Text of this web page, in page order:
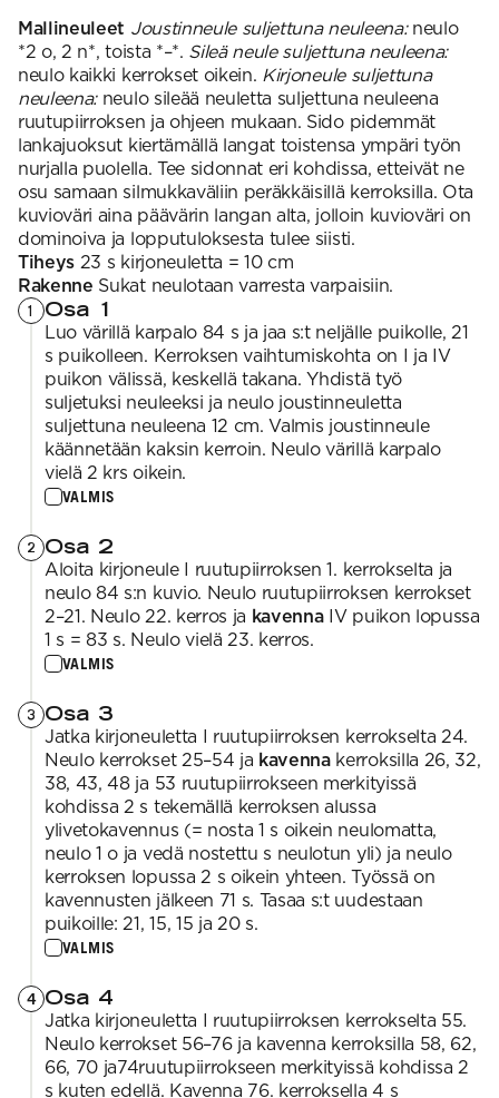
Mallineuleet Joustinneule suljettuna neuleena:neulo
*2 o, 2 n*, toista *–*. Sileä neule suljettuna neuleena:
neulo kaikki kerrokset oikein. Kirjoneule suljettuna
neuleena:neulo sileää neuletta suljettuna neuleena
ruutupiirroksen ja ohjeen mukaan. Sido pidemmät
lankajuoksut kiertämällä langat toistensa ympäri työn
nurjalla puolella. Tee sidonnat eri kohdissa, etteivät ne
osu samaan silmukkaväliin peräkkäisillä kerroksilla. Ota
kuvioväri aina päävärin langan alta, jolloin kuvioväri on
dominoiva ja lopputuloksesta tulee siisti.
Tiheys 23 s kirjoneuletta = 10 cm
Rakenne Sukat neulotaan varresta varpaisiin.
1 Osa 1
Luo värillä karpalo 84 s ja jaa s:t neljälle puikolle, 21
s puikolleen. Kerroksen vaihtumiskohta on I ja IV
puikon välissä, keskellä takana. Yhdistä työ
suljetuksi neuleeksi ja neulo joustinneuletta
suljettuna neuleena 12 cm. Valmis joustinneule
käännetään kaksin kerroin. Neulo värillä karpalo
vielä 2 krs oikein.
VALMIS
2 Osa 2
Aloita kirjoneule I ruutupiirroksen 1. kerrokselta ja
neulo 84 s:n kuvio. Neulo ruutupiirroksen kerrokset
2–21. Neulo 22. kerros ja kavennaIV puikon lopussa
1 s = 83 s. Neulo vielä 23. kerros.
VALMIS
3 Osa 3
Jatka kirjoneuletta I ruutupiirroksen kerrokselta 24.
Neulo kerrokset 25–54 ja kavennakerroksilla 26, 32,
38, 43, 48 ja 53 ruutupiirrokseen merkityissä
kohdissa 2 s tekemällä kerroksen alussa
ylivetokavennus (= nosta 1 s oikein neulomatta,
neulo 1 o ja vedä nostettu s neulotun yli) ja neulo
kerroksen lopussa 2 s oikein yhteen. Työssä on
kavennusten jälkeen 71 s. Tasaa s:t uudestaan
puikoille: 21, 15, 15 ja 20 s.
VALMIS
4 Osa 4
Jatka kirjoneuletta I ruutupiirroksen kerrokselta 55.
Neulo kerrokset 56–76 ja kavenna kerroksilla 58, 62,
66, 70 ja74ruutupiirrokseen merkityissä kohdissa 2
s kuten edellä. Kavenna 76. kerroksella 4 s